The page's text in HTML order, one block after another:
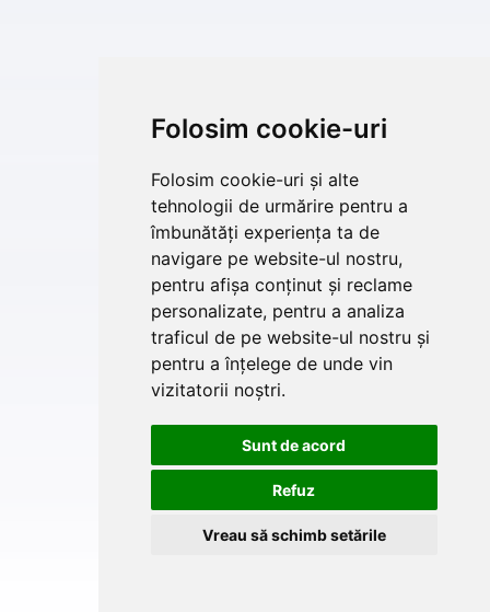
Folosim cookie-uri
Folosim cookie-uri și alte
tehnologii de urmărire pentru a
îmbunătăți experiența ta de
navigare pe website-ul nostru,
pentru afișa conținut și reclame
personalizate, pentru a analiza
traficul de pe website-ul nostru și
pentru a înțelege de unde vin
vizitatorii noștri.
Sunt de acord
Refuz
Vreau să schimb setările